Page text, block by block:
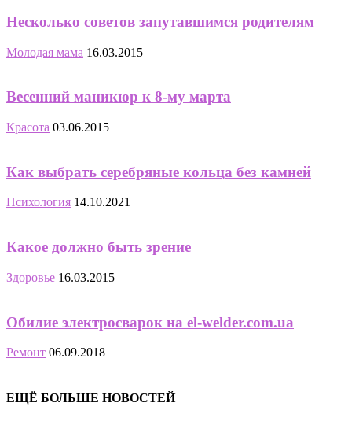
Несколько советов запутавшимся родителям
Молодая мама 16.03.2015
Весенний маникюр к 8-му марта
Красота 03.06.2015
Как выбрать серебряные кольца без камней
Психология 14.10.2021
Какое должно быть зрение
Здоровье 16.03.2015
Обилие электросварок на el-welder.com.ua
Ремонт 06.09.2018
ЕЩЁ БОЛЬШЕ НОВОСТЕЙ